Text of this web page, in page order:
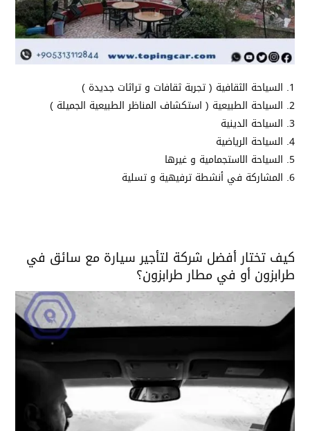
السياحة الثقافية ( تجربة ثقافات و تراثات جديدة )
السياحة الطبيعية ( استكشاف المناظر الطبيعية الجميلة )
السياحة الدينية
السياحة الرياضية
السياحة الاستجمامية و غيرها
المشاركة في أنشطة ترفيهية و تسلية
كيف تختار أفضل شركة لتأجير سيارة مع سائق في
طرابزون أو في مطار طرابزون؟